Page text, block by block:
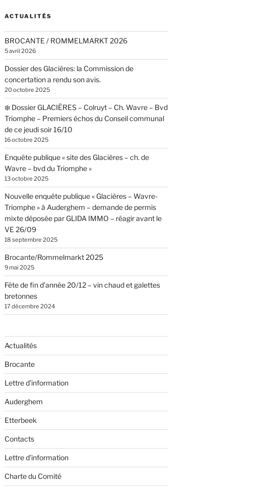
ACTUALITÉS
BROCANTE / ROMMELMARKT 2026
5 avril 2026
Dossier des Glacières: la Commission de
concertation a rendu son avis.
20 octobre 2025
❄️ Dossier GLACIÈRES – Colruyt – Ch. Wavre – Bvd
Triomphe – Premiers échos du Conseil communal
de ce jeudi soir 16/10
16 octobre 2025
Enquête publique « site des Glacières – ch. de
Wavre – bvd du Triomphe »
13 octobre 2025
Nouvelle enquête publique « Glacières – Wavre-
Triomphe » à Auderghem – demande de permis
mixte déposée par GLIDA IMMO – réagir avant le
VE 26/09
18 septembre 2025
Brocante/Rommelmarkt 2025
9 mai 2025
Fête de fin d’année 20/12 – vin chaud et galettes
bretonnes
17 décembre 2024
Actualités
Brocante
Lettre d’information
Auderghem
Etterbeek
Contacts
Lettre d’information
Charte du Comité